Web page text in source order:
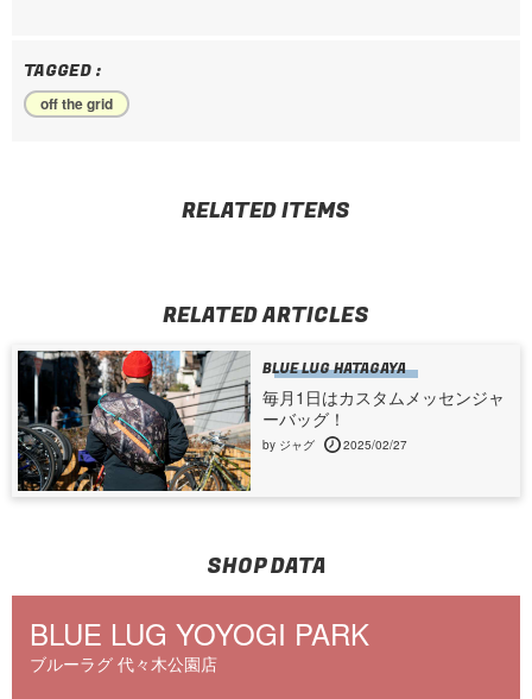
TAGGED :
off the grid
RELATED ITEMS
RELATED ARTICLES
BLUE LUG HATAGAYA
毎月1日はカスタムメッセンジャ
ーバッグ！
by ジャグ 2025/02/27
SHOP DATA
BLUE LUG YOYOGI PARK
ブルーラグ 代々木公園店